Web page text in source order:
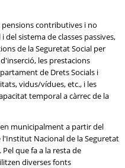
pensions contributives i no
sistema de classes passives,
de la Seguretat Social per
les prestacions
de Drets Socials i
vidus/vídues, etc., i les
temporal a càrrec de la
municipalment a partir del
Nacional de la Seguretat
que fa a la resta de
diverses fonts